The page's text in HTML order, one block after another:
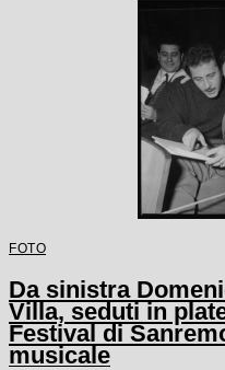
FOTO
Da sinistra
Villa, seduti in
Festival di
musicale